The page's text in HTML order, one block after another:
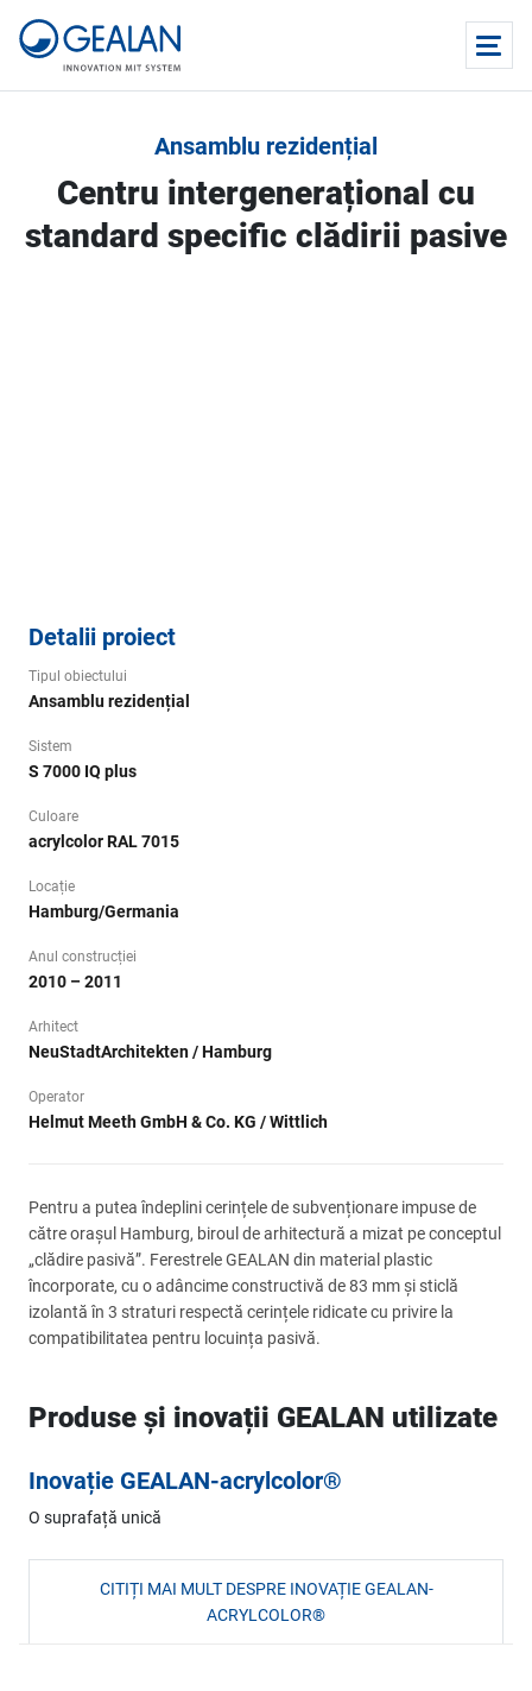
Ansamblu rezidențial
Centru intergenerațional cu
standard specific clădirii pasive
Detalii proiect
Tipul obiectului
Ansamblu rezidențial
Sistem
S 7000 IQ plus
Culoare
acrylcolor RAL 7015
Locație
Hamburg/Germania
Anul construcției
2010 – 2011
Arhitect
NeuStadtArchitekten / Hamburg
Operator
Helmut Meeth GmbH & Co. KG / Wittlich
Pentru a putea îndeplini cerințele de subvenționare impuse de
către orașul Hamburg, biroul de arhitectură a mizat pe conceptul
„clădire pasivă”. Ferestrele GEALAN din material plastic
încorporate, cu o adâncime constructivă de 83 mm și sticlă
izolantă în 3 straturi respectă cerințele ridicate cu privire la
compatibilitatea pentru locuința pasivă.
Produse și inovații GEALAN utilizate
Inovație GEALAN-acrylcolor®
O suprafață unică
CITIȚI MAI MULT DESPRE INOVAȚIE GEALAN-
ACRYLCOLOR®